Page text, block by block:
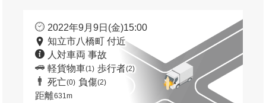
2022年9月9日(金)15:00
知立市八橋町 付近
人対車両 事故
軽貨物車(1) 歩行者(2)
死亡(0) 負傷(2)
距離631m